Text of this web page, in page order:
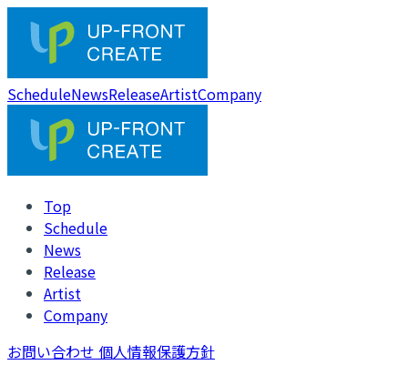
ScheduleNewsReleaseArtistCompany
Top
Schedule
News
Release
Artist
Company
お問い合わせ 個人情報保護方針